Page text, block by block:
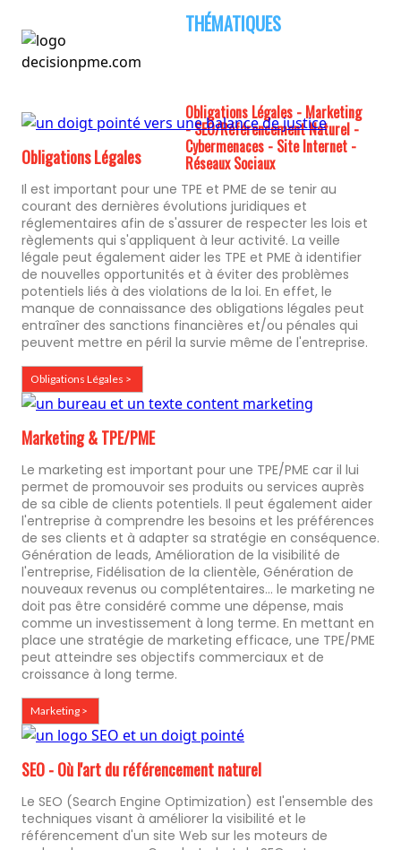
THÉMATIQUES
Obligations Légales - Marketing
- SEO/Référencement Naturel -
Cybermenaces - Site Internet -
Réseaux Sociaux
Obligations Légales
Il est important pour une TPE et PME de se tenir au
courant des dernières évolutions juridiques et
réglementaires afin de s'assurer de respecter les lois et
règlements qui s'appliquent à leur activité. La veille
légale peut également aider les TPE et PME à identifier
de nouvelles opportunités et à éviter des problèmes
potentiels liés à des violations de la loi. En effet, le
manque de connaissance des obligations légales peut
entraîner des sanctions financières et/ou pénales qui
peuvent mettre en péril la survie même de l'entreprise.
Obligations Légales >
Marketing & TPE/PME
Le marketing est important pour une TPE/PME car il lui
permet de promouvoir ses produits ou services auprès
de sa cible de clients potentiels. Il peut également aider
l'entreprise à comprendre les besoins et les préférences
de ses clients et à adapter sa stratégie en conséquence.
Génération de leads, Amélioration de la visibilité de
l'entreprise, Fidélisation de la clientèle, Génération de
nouveaux revenus ou complétentaires... le marketing ne
doit pas être considéré comme une dépense, mais
comme un investissement à long terme. En mettant en
place une stratégie de marketing efficace, une TPE/PME
peut atteindre ses objectifs commerciaux et de
croissance à long terme.
Marketing >
SEO - Où l'art du référencement naturel
Le SEO (Search Engine Optimization) est l'ensemble des
techniques visant à améliorer la visibilité et le
référencement d'un site Web sur les moteurs de